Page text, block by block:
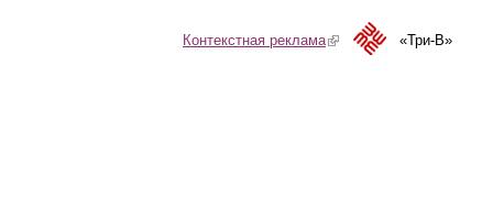
Контекстная реклама(link is external)«Три-В»